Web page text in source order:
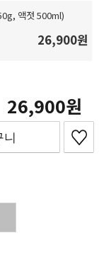
액젓 500ml)
26,900원
26,900
니